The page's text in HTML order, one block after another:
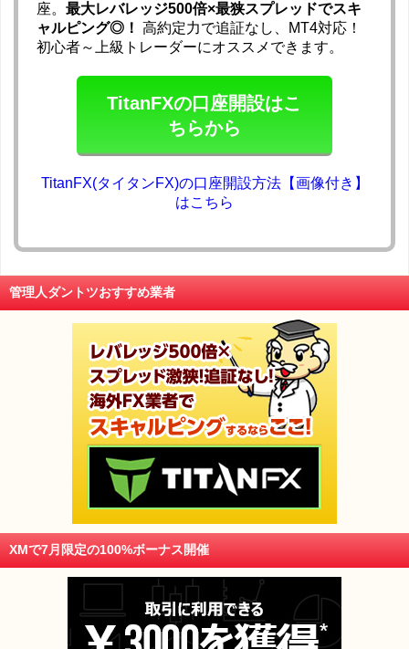
座。 最大レバレッジ500倍×最狭スプレッドでスキ
ャルピング◎！ 高約定力で追証なし、MT4対応！
初心者～上級トレーダーにオススメできます。
TitanFXの口座開設はこ
ちらから
TitanFX(タイタンFX)の口座開設方法【画像付き】
はこちら
管理人ダントツおすすめ業者
XMで7月限定の100%ボーナス開催